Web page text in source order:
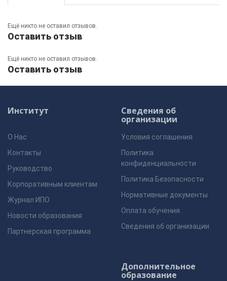
Ещё никто не оставил отзывов.
Оставить отзыв
Ещё никто не оставил отзывов.
Оставить отзыв
Институт
О Нас
Контакты
Руководство
Корпоративным клиентам
Журнал ИПО
Новости образования
Партнерская программа
Сведения об
организации
Условия соглашения
Политика
конфиденциальности
Политика Безопасности
Нормативные документы
Оплата обучения
Сведения об организации
Дополнительное
образование